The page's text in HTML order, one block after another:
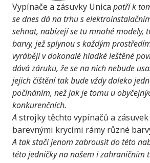
Vypínače a zásuvky Unicapatří k
se dnes dá na trhu s
sehnat, nabízejí se tu mnohé modely,
barvy, jež splynou s každým
vyrábějí v dokonalé hladké leštěné
dává záruku, že se na nich nebude
jejich čištění tak bude vždy daleko
počínáním, než jak je tomu u
konkurenčních.
Astrojky těchto vypínačů a
barevnými krycími rámy různé
A tak stačí jenom zabrousit do této
této jedničky na našem i zahraničním